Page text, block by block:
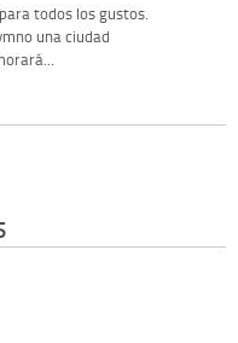
todos los gustos.
una ciudad